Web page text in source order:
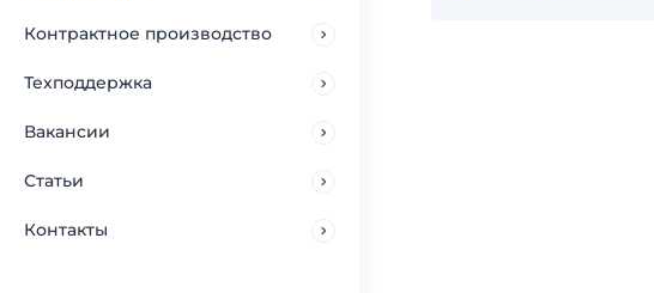
Контрактное производство
Техподдержка
Вакансии
Статьи
Контакты